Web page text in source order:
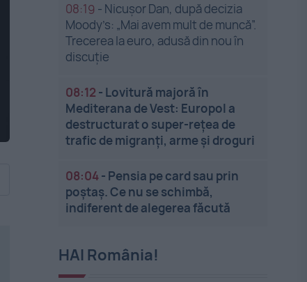
08:19 - Nicușor Dan, după decizia
Moody’s: „Mai avem mult de muncă”.
Trecerea la euro, adusă din nou în
discuție
08:12 - Lovitură majoră în
Mediterana de Vest: Europol a
destructurat o super-rețea de
trafic de migranți, arme și droguri
08:04- Pensia pe card sau prin
poștaș. Ce nu se schimbă,
indiferent de alegerea făcută
HAI România!